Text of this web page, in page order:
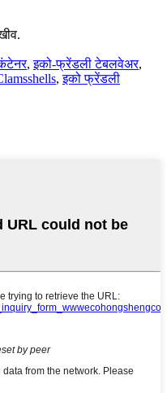
,इको-फ्रेंडली टेबलवेअर,
,इको फ्रेंडली